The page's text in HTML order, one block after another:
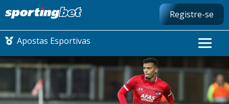
Registre-se
Apostas Esportivas
CONMEBOL LIBERTADORES